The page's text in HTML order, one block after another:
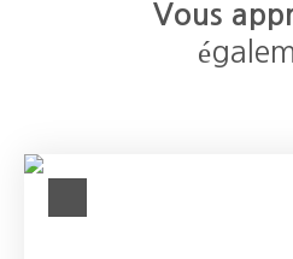
Vous